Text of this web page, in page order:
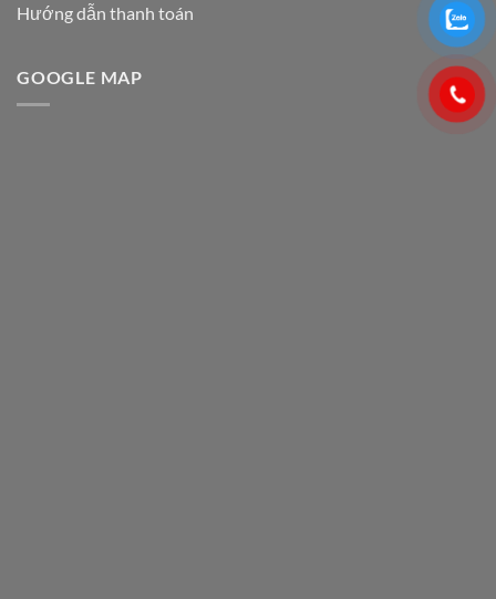
Hướng dẫn thanh toán
GOOGLE MAP